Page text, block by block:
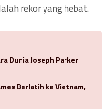
rekor yang hebat.
Dunia Joseph Parker
Berlatih ke Vietnam,